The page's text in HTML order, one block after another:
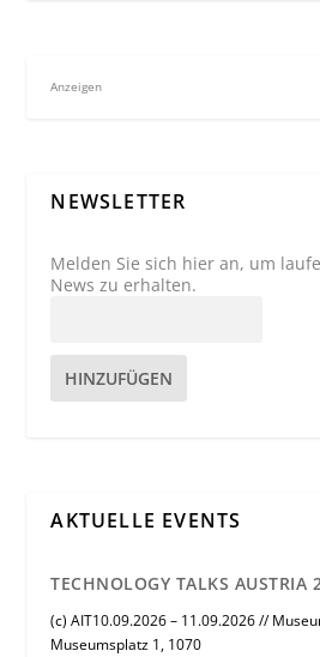
Anzeigen
NEWSLETTER
Melden Sie sich hier an, um
News zu erhalten.
HINZUFÜGEN
AKTUELLE EVENTS
TECHNOLOGY TALKS AUSTRIA
(c) AIT10.09.2026 – 11.09.2026 //
Museumsplatz 1, 1070